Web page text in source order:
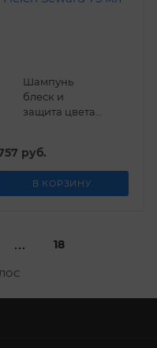
Шампунь
блеск и
защита цвета
волос 5/S
HYDRA
SHAMPOO
руб.
В КОРЗИНУ
18